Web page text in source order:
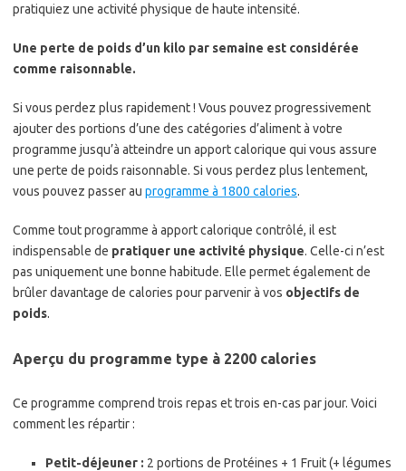
pratiquiez une activité physique de haute intensité.
Une perte de poids d’un kilo par semaine est considérée
comme raisonnable.
Si vous perdez plus rapidement ! Vous pouvez progressivement
ajouter des portions d’une des catégories d’aliment à votre
programme jusqu’à atteindre un apport calorique qui vous assure
une perte de poids raisonnable. Si vous perdez plus lentement,
vous pouvez passer au programme à 1800 calories.
Comme tout programme à apport calorique contrôlé, il est
indispensable de pratiquer une activité physique. Celle-ci n’est
pas uniquement une bonne habitude. Elle permet également de
brûler davantage de calories pour parvenir à vos objectifs de
poids.
Aperçu du programme type à 2200 calories
Ce programme comprend trois repas et trois en-cas par jour. Voici
comment les répartir :
Petit-déjeuner : 2 portions de Protéines + 1 Fruit (+ légumes